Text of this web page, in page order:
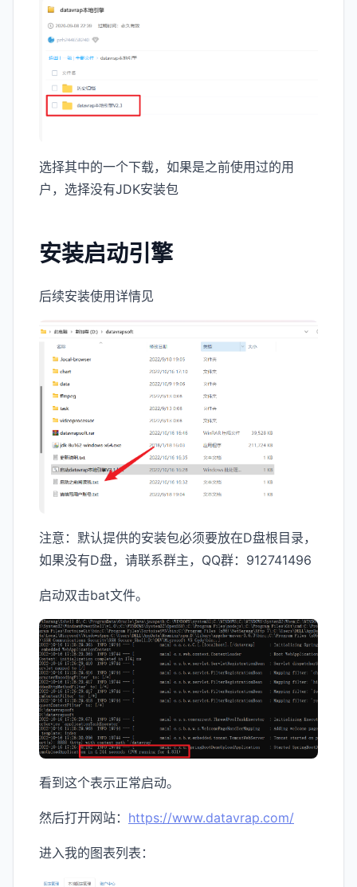
选择其中的一个下载，如果是之前使用过的用
户，选择没有JDK安装包
安装启动引擎
后续安装使用详情见
注意：默认提供的安装包必须要放在D盘根目录，
如果没有D盘，请联系群主，QQ群：912741496
启动双击bat文件。
看到这个表示正常启动。
然后打开网站： https://www.datavrap.com/
进入我的图表列表：